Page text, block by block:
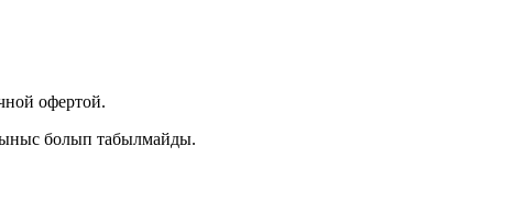
офертой.
болып табылмайды.